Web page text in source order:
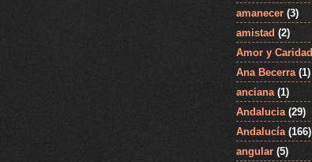
amanecer (3)
amistad (2)
Amor y Caridad
Ana Becerra (1)
anciana (1)
Andalucia (29)
Andalucía (166)
angular (5)